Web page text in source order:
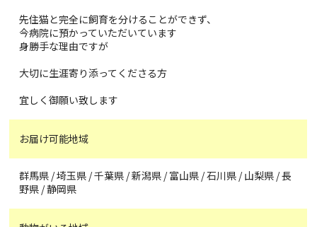
先住猫と完全に飼育を分けることができず、
今病院に預かっていただいています
身勝手な理由ですが
大切に生涯寄り添ってくださる方
宜しく御願い致します
お届け可能地域
群馬県 / 埼玉県 / 千葉県 / 新潟県 / 富山県 / 石川県 / 山梨県 / 長
野県 / 静岡県